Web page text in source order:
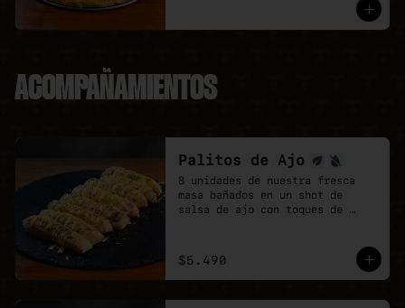
ACOMPAÑAMIENTOS
Palitos de Ajo
8 unidades de nuestra fresca
masa bañados en un shot de
salsa de ajo con toques de
estos palitos son lo mas cerca
que estarás.
$5.490